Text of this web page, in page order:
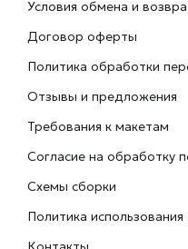
Условия обмена и
Договор оферты
Политика обработки
Отзывы и предложения
Требования к макетам
Согласие на обработку
Схемы сборки
Политика